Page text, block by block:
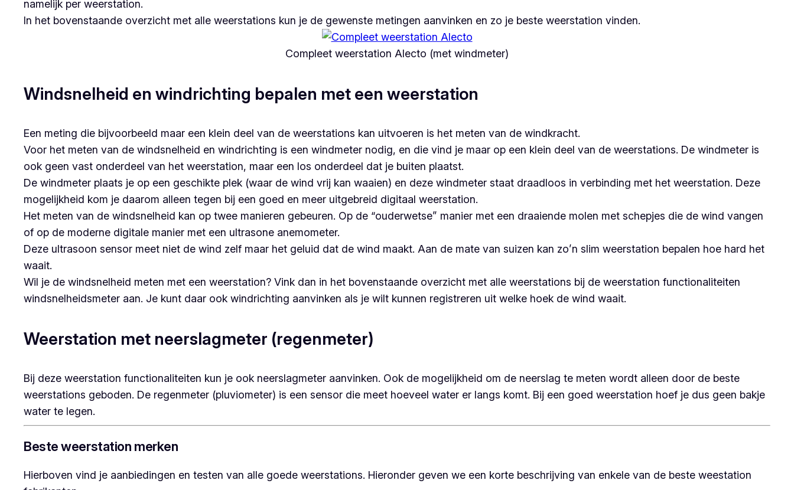
namelijk per weerstation.
In het bovenstaande overzicht met alle weerstations kun je de gewenste metingen aanvinken en zo je beste weerstation vinden.
Compleet weerstation Alecto (met windmeter)
Windsnelheid en windrichting bepalen met een weerstation
Een meting die bijvoorbeeld maar een klein deel van de weerstations kan uitvoeren is het meten van de windkracht.
Voor het meten van de windsnelheid en windrichting is een windmeter nodig, en die vind je maar op een klein deel van de weerstations. De windmeter is
ook geen vast onderdeel van het weerstation, maar een los onderdeel dat je buiten plaatst.
De windmeter plaats je op een geschikte plek (waar de wind vrij kan waaien) en deze windmeter staat draadloos in verbinding met het weerstation. Deze
mogelijkheid kom je daarom alleen tegen bij een goed en meer uitgebreid digitaal weerstation.
Het meten van de windsnelheid kan op twee manieren gebeuren. Op de “ouderwetse” manier met een draaiende molen met schepjes die de wind vangen
of op de moderne digitale manier met een ultrasone anemometer.
Deze ultrasoon sensor meet niet de wind zelf maar het geluid dat de wind maakt. Aan de mate van suizen kan zo’n slim weerstation bepalen hoe hard het
waait.
Wil je de windsnelheid meten met een weerstation? Vink dan in het bovenstaande overzicht met alle weerstations bij de weerstation functionaliteiten
windsnelheidsmeter aan. Je kunt daar ook windrichting aanvinken als je wilt kunnen registreren uit welke hoek de wind waait.
Weerstation met neerslagmeter (regenmeter)
Bij deze weerstation functionaliteiten kun je ook neerslagmeter aanvinken. Ook de mogelijkheid om de neerslag te meten wordt alleen door de beste
weerstations geboden. De regenmeter (pluviometer) is een sensor die meet hoeveel water er langs komt. Bij een goed weerstation hoef je dus geen bakje
water te legen.
Beste weerstation merken
Hierboven vind je aanbiedingen en testen van alle goede weerstations. Hieronder geven we een korte beschrijving van enkele van de beste weestation